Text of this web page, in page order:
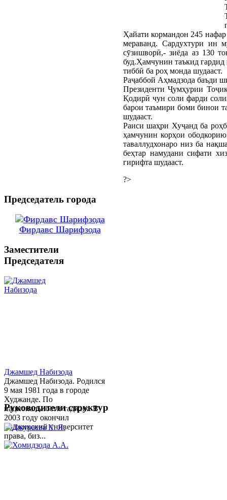
Ҳайати кормандон 245
мераванд. Сардухтури ин
сӯзишворӣ,- зиёда аз 130
буд.Ҳамчунин таъкид
тиббӣ ба роҳ монда шудааст.
Раҷаббой Аҳмадзода баъди
Президенти Ҷумҳурии
Қодирӣ чун соли фарди
барои таъмири боми бинои
шудааст.
Раиси шаҳри Хуҷанд ба
ҳамчунин корҳои
таваллудхонаро низ ба
беҳтар намудани сифати
гирифта шудааст.
?>
Председатель города
Фирдавс Шарифзода
Заместители
Председателя
Джамшед Набизода
Джамшед Набизода. Родился
9 мая 1981 года в городе
Худжанде. По
национальности таджик. В
2003 году окончил
Таджикский университет
права, биз...
Руководители структур